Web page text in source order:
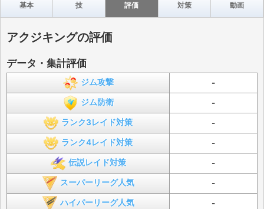
基本 技 評価 対策 動画
アクジキングの評価
データ・集計評価
ジム攻撃 -
ジム防衛 -
ランク3レイド対策 -
ランク4レイド対策 -
伝説レイド対策 -
スーパーリーグ人気 -
ハイパーリーグ人気 -